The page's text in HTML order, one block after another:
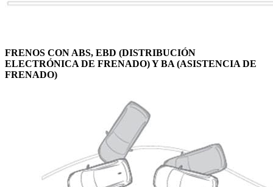
FRENOS CON ABS, EBD (DISTRIBUCIÓN
ELECTRÓNICA DE FRENADO) Y BA (ASISTENCIA DE
FRENADO)